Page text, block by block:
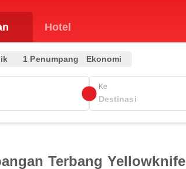
Hotel
1 Penumpang Ekonomi
Ke
Terbang Yellowknife